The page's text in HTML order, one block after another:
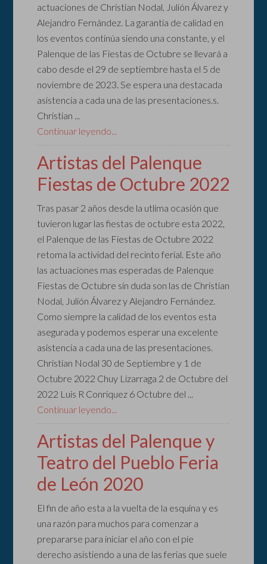
actuaciones de Christian Nodal, Julión Álvarez y
Alejandro Fernández. La garantía de calidad en
los eventos continúa siendo una constante, y el
Palenque de las Fiestas de Octubre se llevará a
cabo desde el 29 de septiembre hasta el 5 de
noviembre de 2023. Se espera una destacada
asistencia a cada una de las presentaciones.s.
Christian ...
Continuar leyendo...
Artistas del Palenque
Fiestas de Octubre 2022
Tras pasar 2 años desde la utlima ocasión que
tuvieron lugar las fiestas de octubre esta 2022,
el Palenque de las Fiestas de Octubre 2022
retoma la actividad del recinto ferial. Este año
las actuaciones mas esperadas de Palenque
Fiestas de Octubre sin duda son las de Christian
Nodal, Julión Álvarez y Alejandro Fernández.
Como siempre la calidad de los eventos esta
asegurada y podemos esperar una excelente
asistencia a cada una de las presentaciones.
Christian Nodal 30 de Septiembre y 1 de
Octubre 2022 Chuy Lizarraga 2 de Octubre del
2022 Luis R Conriquez 6 Octubre del ...
Continuar leyendo...
Artistas del Palenque y
Teatro del Pueblo Feria
de León 2020
El fin de año esta a la vuelta de la esquina y es
una razón para muchos para comenzar a
prepararse para iniciar el año con el pie
derecho asistiendo a una de las ferias que suele